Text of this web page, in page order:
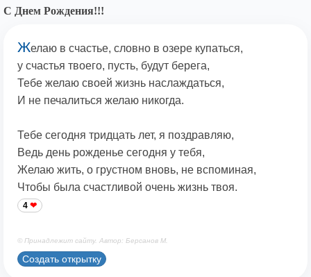
С Днем Рождения!!!
Желаю в счастье, словно в озере купаться,
у счастья твоего, пусть, будут берега,
Тебе желаю своей жизнь наслаждаться,
И не печалиться желаю никогда.
Тебе сегодня тридцать лет, я поздравляю,
Ведь день рожденье сегодня у тебя,
Желаю жить, о грустном вновь, не вспоминая,
Чтобы была счастливой очень жизнь твоя.
4
© Принадлежит сайту. Автор: Берсанов М.
Создать открытку